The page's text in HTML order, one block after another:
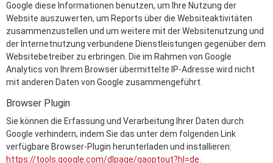
Google diese Informationen benutzen, um Ihre Nutzung der
Website auszuwerten, um Reports über die Websiteaktivitäten
zusammenzustellen und um weitere mit der Websitenutzung und
der Internetnutzung verbundene Dienstleistungen gegenüber dem
Websitebetreiber zu erbringen. Die im Rahmen von Google
Analytics von Ihrem Browser übermittelte IP-Adresse wird nicht
mit anderen Daten von Google zusammengeführt.
Browser Plugin
Sie können die Erfassung und Verarbeitung Ihrer Daten durch
Google verhindern, indem Sie das unter dem folgenden Link
verfügbare Browser-Plugin herunterladen und installieren:
https://tools.google.com/dlpage/gaoptout?hl=de.